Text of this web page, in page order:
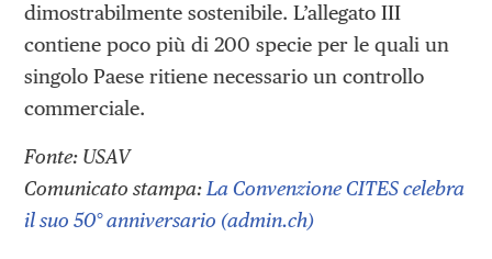
dimostrabilmente sostenibile. L’allegato III
contiene poco più di 200 specie per le quali un
singolo Paese ritiene necessario un controllo
commerciale.
Fonte: USAV
Comunicato stampa:La Convenzione CITES celebra
il suo 50° anniversario (admin.ch)